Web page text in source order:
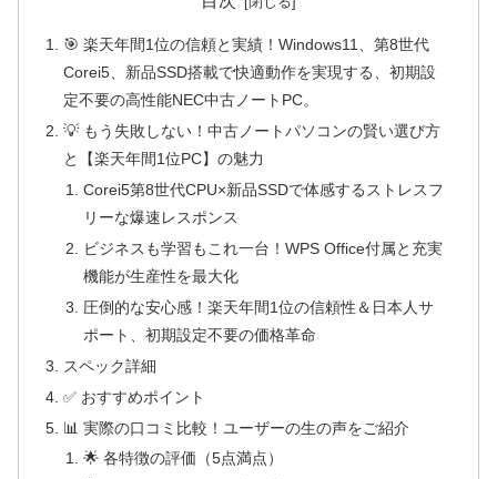
🎯 楽天年間1位の信頼と実績！Windows11、第8世代
Corei5、新品SSD搭載で快適動作を実現する、初期設
定不要の高性能NEC中古ノートPC。
💡 もう失敗しない！中古ノートパソコンの賢い選び方
と【楽天年間1位PC】の魅力
Corei5第8世代CPU×新品SSDで体感するストレスフ
リーな爆速レスポンス
ビジネスも学習もこれ一台！WPS Office付属と充実
機能が生産性を最大化
圧倒的な安心感！楽天年間1位の信頼性＆日本人サ
ポート、初期設定不要の価格革命
スペック詳細
✅ おすすめポイント
📊 実際の口コミ比較！ユーザーの生の声をご紹介
🌟 各特徴の評価（5点満点）